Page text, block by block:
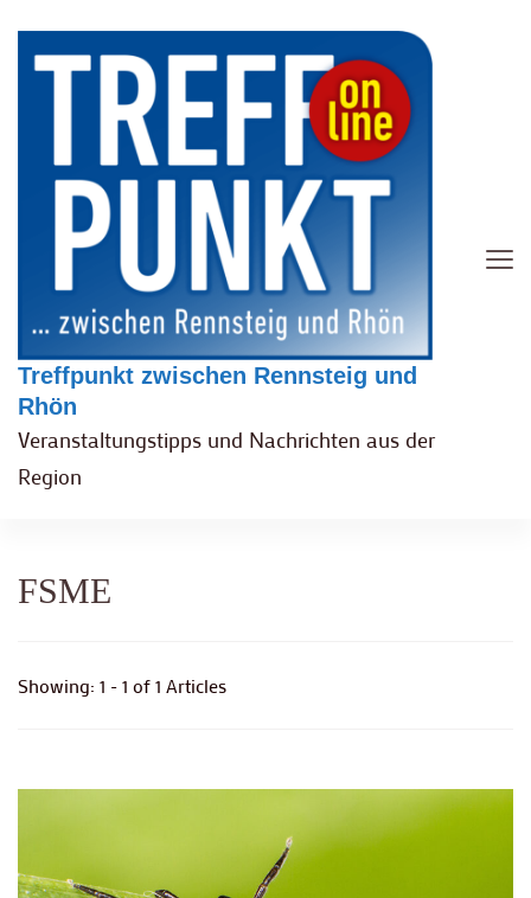
Treffpunkt zwischen Rennsteig und
Rhön
Veranstaltungstipps und Nachrichten aus der
Region
FSME
Showing: 1 - 1 of 1 Articles